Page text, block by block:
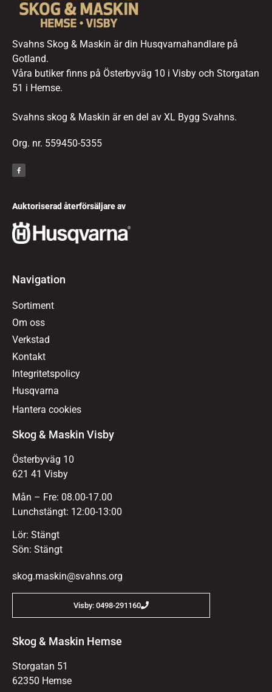
Svahns Skog & Maskin är din Husqvarnahandlare på
Gotland.
Våra butiker finns på Österbyväg 10 i Visby och Storgatan
51 i Hemse.
Svahns skog & Maskin är en del av XL Bygg Svahns.
Org. nr. 559450-5355
Auktoriserad återförsäljare av
Navigation
Sortiment
Om oss
Verkstad
Kontakt
Integritetspolicy
Husqvarna
Hantera cookies
Skog & Maskin Visby
Österbyväg 10
621 41 Visby
Mån – Fre: 08.00-17.00
Lunchstängt: 12:00-13:00
Lör: Stängt
Sön: Stängt
skog.maskin@svahns.org
Visby: 0498-291160
Skog & Maskin Hemse
Storgatan 51
62350 Hemse